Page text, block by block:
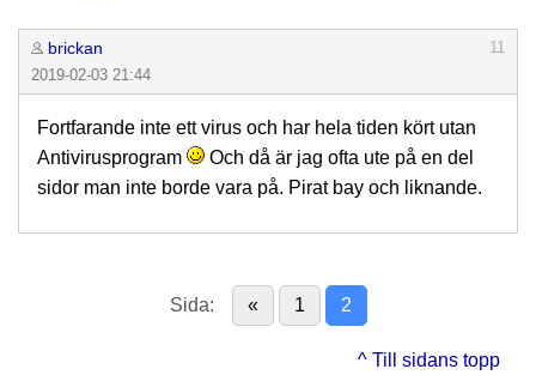
brickan
11
2019-02-03 21:44
Fortfarande inte ett virus och har hela tiden kört utan
Antivirusprogram
Och då är jag ofta ute på en del
sidor man inte borde vara på. Pirat bay och liknande.
Sida: « 1 2
^ Till sidans topp